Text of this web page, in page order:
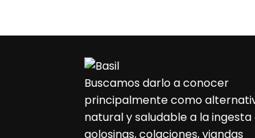
Buscamos darlo a conocer
principalmente como
natural y saludable a la ingesta
golosinas, colaciones, viandas